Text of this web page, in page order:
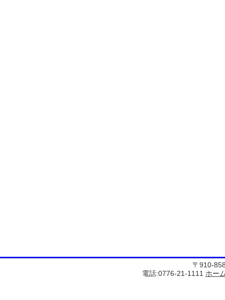
〒910-
電話:0776-21-1111 ホー